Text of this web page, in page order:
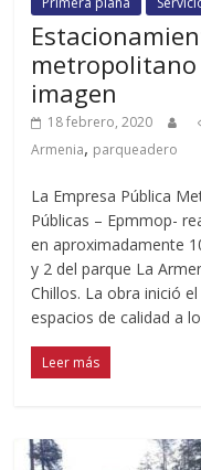
metropolitano
imagen
18 febrero, 2020
Armenia, parqueadero
La Empresa Pública
Públicas – Epmmop-
en aproximadamente
y 2 del parque La
Chillos. La obra inició
espacios de calidad a
Leer más